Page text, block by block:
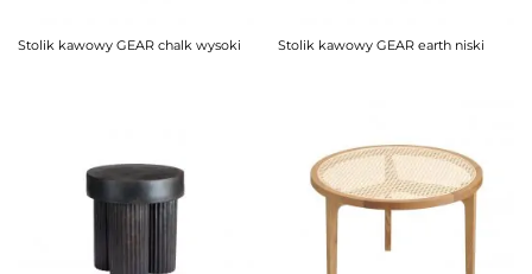
Stolik kawowy GEAR chalk wysoki Stolik kawowy GEAR earth niski